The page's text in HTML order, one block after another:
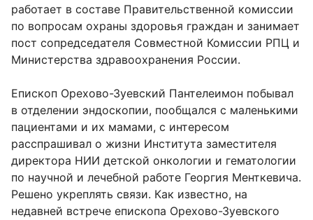
работает в составе Правительственной комиссии
по вопросам охраны здоровья граждан и занимает
пост сопредседателя Совместной Комиссии РПЦ и
Министерства здравоохранения России.
Епископ Орехово-Зуевский Пантелеимон побывал
в отделении эндоскопии, пообщался с маленькими
пациентами и их мамами, с интересом
расспрашивал о жизни Института заместителя
директора НИИ детской онкологии и гематологии
по научной и лечебной работе Георгия Менткевича.
Решено укреплять связи. Как известно, на
недавней встрече епископа Орехово-Зуевского